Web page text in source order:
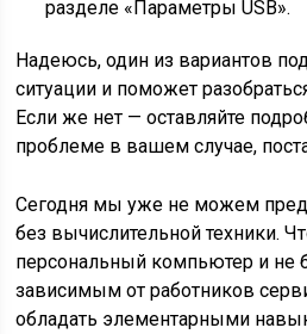
разделе «Параметры USB».
Надеюсь, один из вариантов
ситуации и поможет
Если же нет — оставляйте
проблеме в вашем случае,
Сегодня мы уже не можем
без вычислительной техники.
персональный компьютер и не
зависимым от работников
обладать элементарными